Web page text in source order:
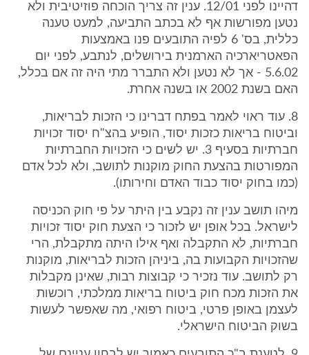
דהיינו לפני 12/01. ענין זה צריך הוכחה פוזיטיבית ולא
נטען מפורשות אף לא בכתב התביעה, למעט טענה
כללית, בס' 6 לפיה התובעים פנו באמצעות
הפאטריארכיה הארמנית בירושלים, לנתבע, לפני יום
5.6.02 - אך לא נטען ולא התברר מתי היה זה אם בכלל,
האם בשנת 2002 או בשנה אחרת.
8. עוד ראוי לאמר בפתח דברינו כי הזכות לבריאות,
וביטוח בריאות כזכות יסוד, הופיע בהצ"ח יסוד זכויות
חברתיות בסעיף 3. יש לשים כי הזכויות החברתיות
המפורטות בהצעת החוק מוקנות לתושב, ולא לכל אדם
(כמו בחוק יסוד כבוד האדם וחירותו).
מיהו תושב ענין זה נקבע בין היתר על פי חוק הכניסה
לישראל. בכל אופן יש לזכור כי הצעת חוק יסוד זכויות
חברתיות, לא התקבלה ואף אילו היתה מתקבלת, הרי
שהזכויות הקבועות בה, ביניהן הזכות לבריאות, מוקנות
רק לתושב. עוד נזכיר כי קבוצות רבות, שאינן מקבלות
את הזכות מכח חוק ביטוח בריאות ממלכתי, רוכשות
לעצמן באופן פרטי, ביטוח רפואי, מה שאפשר לעשות
בשוק הביטוח הישראלי.